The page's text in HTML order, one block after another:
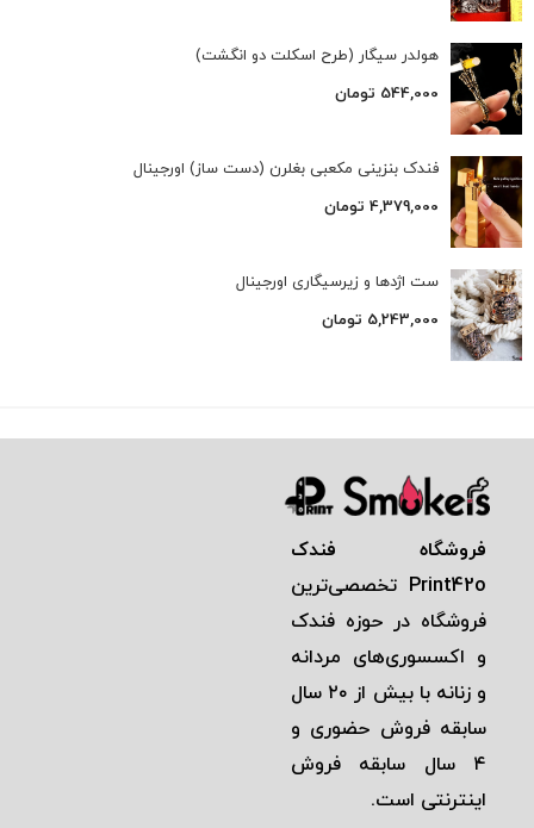
هولدر سیگار (طرح اسکلت دو انگشت)
544,000 تومان
فندک بنزینی مکعبی بغلرن (دست ساز) اورجینال
4,379,000 تومان
ست اژدها و زیرسیگاری اورجینال
5,243,000 تومان
فروشگاه فندک
Print42o تخصصی‌ترين
فروشگاه در حوزه فندک
و اكسسوری‌های مردانه
و زنانه با بيش از ٢٠ سال
سابقه فروش حضوری و
٤ سال سابقه فروش
اينترنتی است.